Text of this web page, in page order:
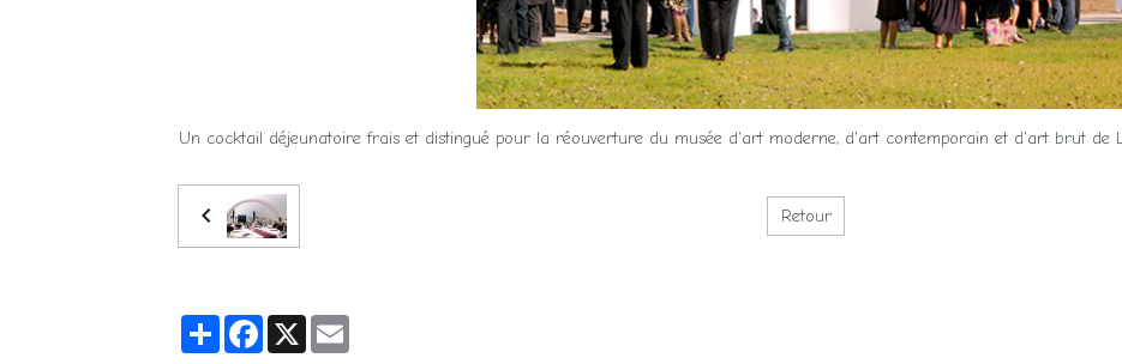
Un cocktail déjeunatoire frais et distingué pour la réouverture du musée d'art moderne, d'art contemporain et d'art brut de
Retour
PartagerFacebook
X